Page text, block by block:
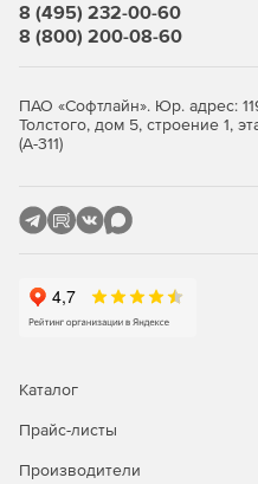
расчета сечений
Реализована утилита
Добавлено
грунта.
слоя в основании
типа сечений
8 (495) 232-00-60
8 (800) 200-08-60
ПАО «Софтлайн». Юр. адрес:
Толстого, дом 5, строение 1,
(А-311)
Каталог
Прайс-листы
Производители